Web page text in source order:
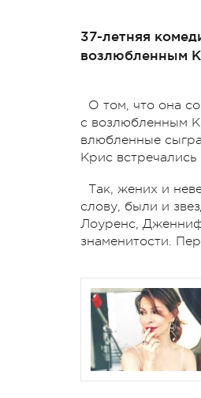
37-летняя
возлюбленным
О том, что она
с возлюбленным
влюбленные
Крис встречались
Так, жених и
слову, были и
Лоуренс,
знаменитости.